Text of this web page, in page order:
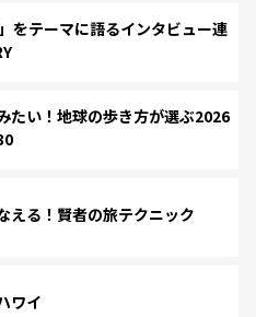
をテーマに語るインタビュー連
たい！地球の歩き方が選ぶ2026
える！賢者の旅テクニック
ワイ